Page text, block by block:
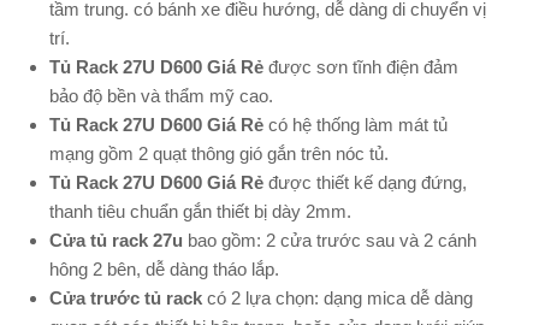
tầm trung. có bánh xe điều hướng, dễ dàng di chuyển vị
trí.
Tủ Rack 27U D600 Giá Rẻ được sơn tĩnh điện đảm
bảo độ bền và thẩm mỹ cao.
Tủ Rack 27U D600 Giá Rẻ có hệ thống làm mát tủ
mạng gồm 2 quạt thông gió gắn trên nóc tủ.
Tủ Rack 27U D600 Giá Rẻ được thiết kế dạng đứng,
thanh tiêu chuẩn gắn thiết bị dày 2mm.
Cửa tủ rack 27u bao gồm: 2 cửa trước sau và 2 cánh
hông 2 bên, dễ dàng tháo lắp.
Cửa trước tủ rack có 2 lựa chọn: dạng mica dễ dàng